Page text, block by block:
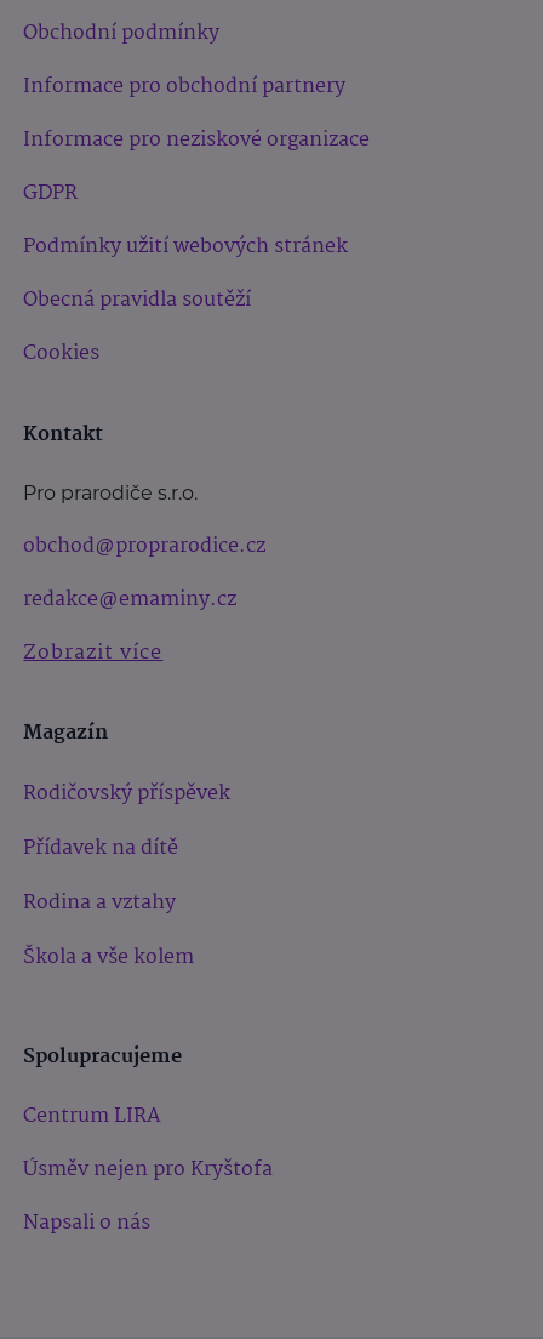
Obchodní podmínky
Informace pro obchodní partnery
Informace pro neziskové organizace
GDPR
Podmínky užití webových stránek
Obecná pravidla soutěží
Cookies
Kontakt
Pro prarodiče s.r.o.
obchod@proprarodice.cz
redakce@emaminy.cz
Zobrazit více
Magazín
Rodičovský příspěvek
Přídavek na dítě
Rodina a vztahy
Škola a vše kolem
Spolupracujeme
Centrum LIRA
Úsměv nejen pro Kryštofa
Napsali o nás